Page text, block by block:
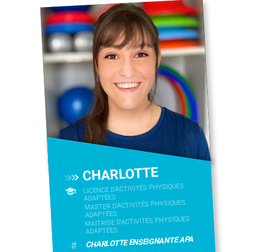
CHARLOTTE
LICENCE D’ACTIVITÉS PHYSIQUES
ADAPTÉES
MASTER D'ACTIVITÉS PHYSIQUES
ADAPTÉES
MAITRISE D'ACTIVITÉS PHYSIQUES
ADAPTÉES
# CHARLOTTE ENSEIGNANTE APA